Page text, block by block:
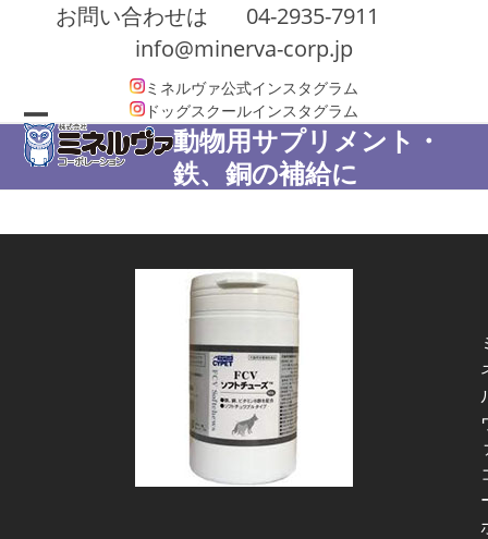
お問い合わせは
04-2935-7911
info@minerva-corp.jp
ミネルヴァ公式インスタグラム
ドッグスクールインスタグラム
Open
mobile
Close
mobile
動物用サプリメント・
鉄、銅の補給に